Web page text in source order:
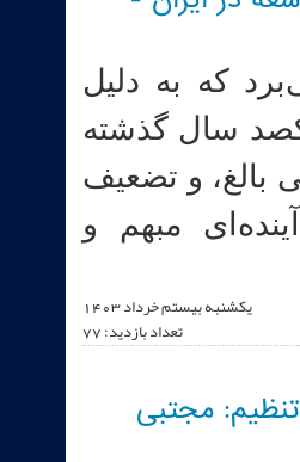
که به دلیل
سال گذشته
بالغ، و تضعیف
مبهم و
يکشنبه بیستم خرداد 1403
تعداد بازدید: 77
تنظیم: مجتبی